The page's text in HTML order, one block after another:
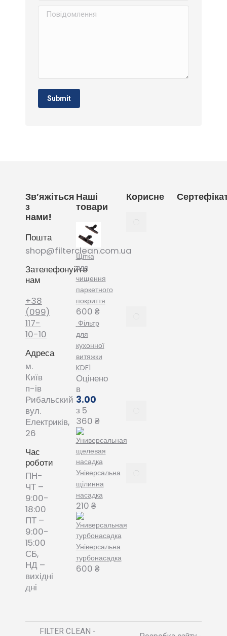
Повідомлення
Submit
Зв’яжіться
з
нами!
Пошта
shop@filterclean.com.ua
Зателефонуйте
нам
+38
(099)
117-
10-10
Адреса
м.
Київ
п-ів
Рибальский
вул.
Електриків,
26
Час
роботи
ПН-
ЧТ –
9:00-
18:00
ПТ –
9:00-
15:00
СБ,
НД –
вихідні
дні
Наші
товари
Щітка
для
чищення
паркетного
покриття
600 ₴
Фільтр
для
кухонної
витяжки
KDF1
Оцінено
в
3.00
з 5
360 ₴
Універсальна
щілинна
насадка
210 ₴
Універсальна
турбонасадка
600 ₴
Корисне
FILTER CLEAN -